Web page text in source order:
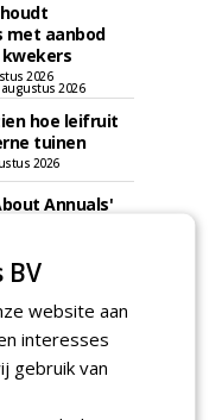
met aanbod
kwekers
2026
2026
hoe leifruit
tuinen
2026
Annuals'
2026
internationale
voor
2026
2026
BV
website aan
interesses
gebruik van